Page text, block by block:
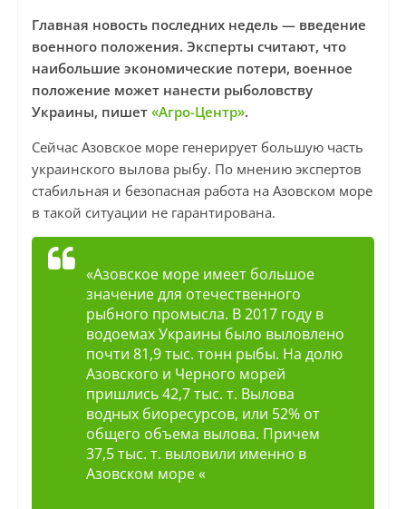
Главная новость последних недель — введение
военного положения. Эксперты считают, что
наибольшие экономические потери, военное
положение может нанести рыболовству
Украины, пишет«Агро-Центр».
Сейчас Азовское море генерирует большую часть
украинского вылова рыбу. По мнению экспертов
стабильная и безопасная работа на Азовском море
в такой ситуации не гарантирована.
«Азовское море имеет большое
значение для отечественного
рыбного промысла. В 2017 году в
водоемах Украины было выловлено
почти 81,9 тыс. тонн рыбы. На долю
Азовского и Черного морей
пришлись 42,7 тыс. т. Вылова
водных биоресурсов, или 52% от
общего объема вылова. Причем
37,5 тыс. т. выловили именно в
Азовском море «